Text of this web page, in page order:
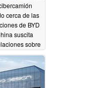
cerca de las
de BYD
suscita
sobre
inversa
12/14/2024